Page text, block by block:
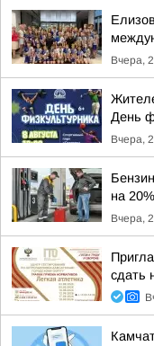
Вчера,
День
Вчера,
на 20%
Вчера,
сдать